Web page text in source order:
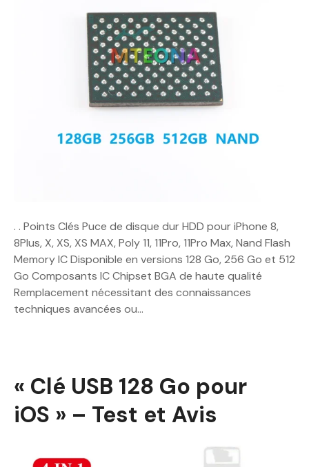
. . Points Clés Puce de disque dur HDD pour iPhone 8,
8Plus, X, XS, XS MAX, Poly 11, 11Pro, 11Pro Max, Nand Flash
Memory IC Disponible en versions 128 Go, 256 Go et 512
Go Composants IC Chipset BGA de haute qualité
Remplacement nécessitant des connaissances
techniques avancées ou…
« Clé USB 128 Go pour
iOS » – Test et Avis